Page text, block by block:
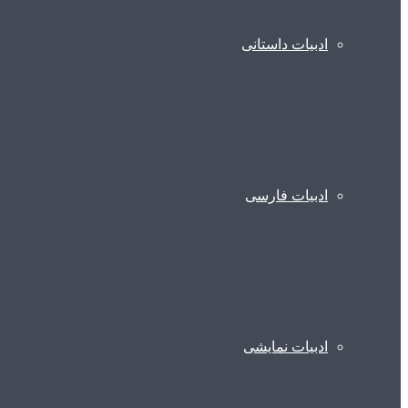
ادبیات داستانی
ادبیات فارسی
ادبیات نمایشی